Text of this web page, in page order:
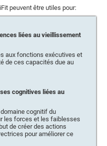
peuvent être utiles pour:
liées au vieillissement
aux fonctions exécutives et
de ces capacités due au
cognitives liées au
cognitif du
les forces et les faiblesses
de créer des actions
pour améliorer ce